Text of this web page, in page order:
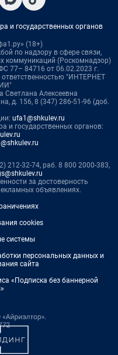
и государственных органов
(18+)
по надзору в сфере связи,
коммуникаций (Роскомнадзор)
77– 84716 от 06.02.2023 г.
ответственностью "ИНТЕРНЕТ
Светлана Алексеевна
д. 156, 8 (347) 286-51-96 (доб.
ufa1@shkulev.ru
и государственных органов:
212-32-74, раб. 8 800 2000-383,
за достоверность
объявлениях.
cookies
системы
персональных данных и
сайта
«Подписка без баннерной